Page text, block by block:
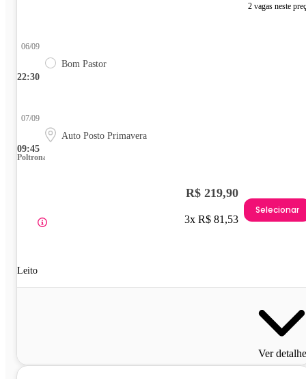
2 vagas neste
22:30
06/09
Bom Pastor
09:45
07/09
Auto Posto Primavera
Poltrona
Leito
R$ 219,90
3x R$ 81,53
Selecionar
Ver